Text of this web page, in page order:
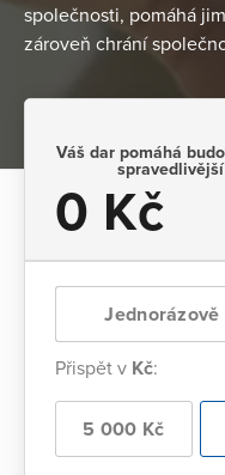
společnosti, pomáhá
zároveň chrání
Váš dar pomáhá
0 Kč
Jednorázově
Přispět v Kč:
5 000 Kč